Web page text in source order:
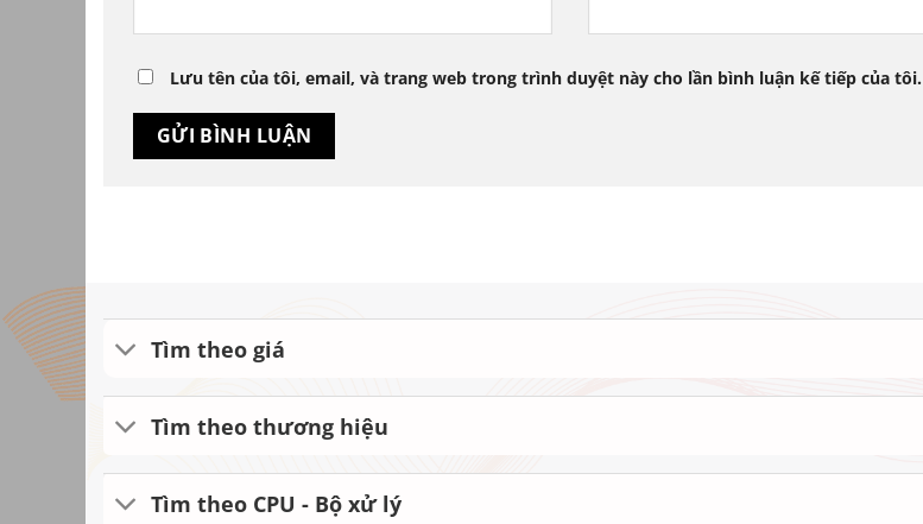
Lưu tên của tôi, email, và trang web trong trình duyệt này cho lần bình luận kế tiếp của tôi.
Tìm theo giá
Tìm theo thương hiệu
Tìm theo CPU - Bộ xử lý